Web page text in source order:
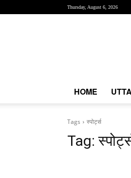
Thursday, August 6, 2026
HOME
Tags स्पोर्ट्स
Tag: